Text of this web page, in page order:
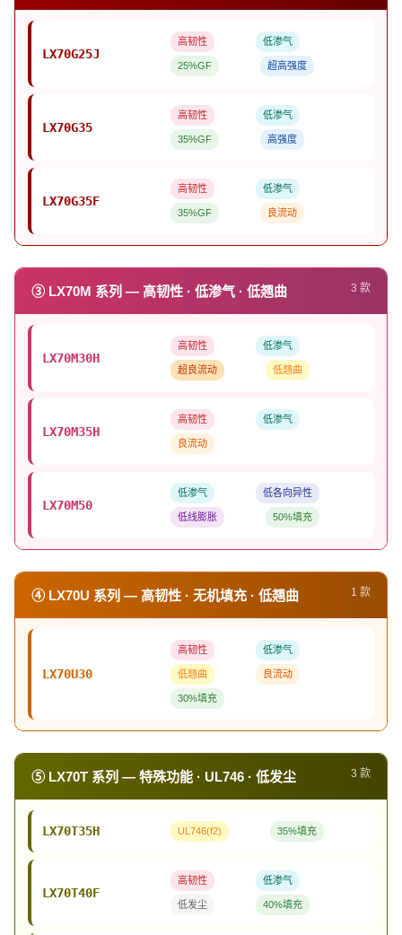
LX70G25J
高韧性 低渗气
25%GF 超高强度
LX70G35
高韧性 低渗气
35%GF 高强度
LX70G35F
高韧性 低渗气
35%GF 良流动
③ LX70M 系列 — 高韧性 · 低渗气 · 低翘曲 3 款
LX70M30H
高韧性 低渗气
超良流动 低翘曲
LX70M35H
高韧性 低渗气
良流动
LX70M50
低渗气 低各向异性
低线膨胀 50%填充
④ LX70U 系列 — 高韧性 · 无机填充 · 低翘曲 1 款
LX70U30
高韧性 低渗气
低翘曲 良流动
30%填充
⑤ LX70T 系列 — 特殊功能 · UL746 · 低发尘 3 款
LX70T35H UL746(f2) 35%填充
LX70T40F
高韧性 低渗气
低发尘 40%填充